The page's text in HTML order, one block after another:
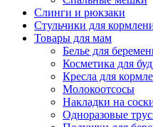
Слинги и рюкзаки
Стульчики для
Товары для мам
Белье для
Косметика для
Кресла для
Молокоотсосы
Накладки на
Одноразовые